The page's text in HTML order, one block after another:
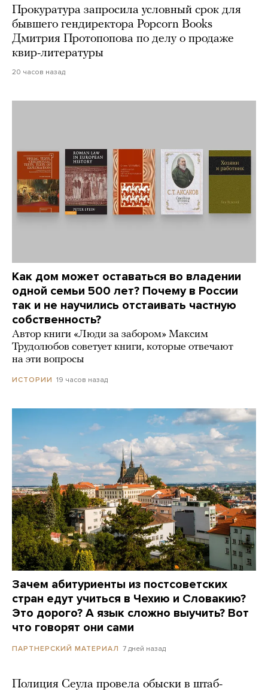
Прокуратура запросила условный срок для
бывшего гендиректора Popcorn Books
Дмитрия Протопопова по делу о продаже
квир-литературы
20 часов назад
Как дом может оставаться во владении
одной семьи 500 лет? Почему в России
так и не научились отстаивать частную
собственность?
Автор книги «Люди за забором» Максим
Трудолюбов советует книги, которые отвечают
на эти вопросы
ИСТОРИИ 19 часов назад
Зачем абитуриенты из постсоветских
стран едут учиться в Чехию и Словакию?
Это дорого? А язык сложно выучить? Вот
что говорят они сами
ПАРТНЕРСКИЙ МАТЕРИАЛ 7 дней назад
Полиция Сеула провела обыски в штаб-